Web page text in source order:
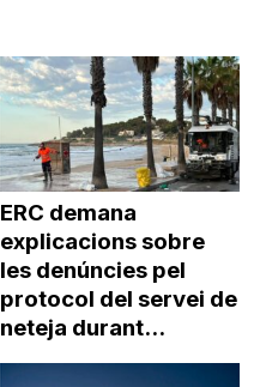
ERC demana
explicacions sobre
les denúncies pel
protocol del servei de
neteja durant...